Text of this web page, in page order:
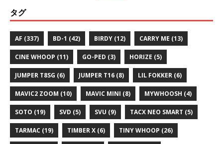
タグ
AF (337) BD-1 (42) BIRDY (12) CARRY ME (13)
CINE WHOOP (11) GO-PED (3) HORIZE (5)
JUMPER T8SG (6) JUMPER T16 (8) LIL FOKKER (6)
MAVIC2 ZOOM (10) MAVIC MINI (8) MYWHOOSH (4)
SOTO (19) SVD (5) SVU (9) TACX NEO SMART (5)
TARMAC (19) TIMBER X (6) TINY WHOOP (26)